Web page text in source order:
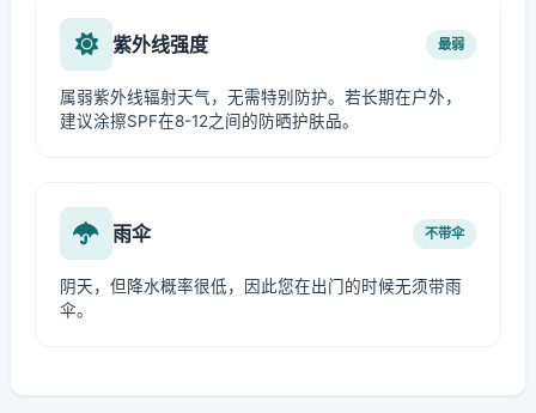
紫外线强度 最弱
属弱紫外线辐射天气，无需特别防护。若长期在户外，
建议涂擦SPF在8-12之间的防晒护肤品。
雨伞 不带伞
阴天，但降水概率很低，因此您在出门的时候无须带雨
伞。